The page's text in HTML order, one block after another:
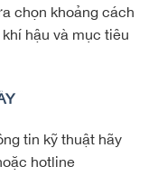
chọn khoảng cách
hậu và mục tiêu
tin kỹ thuật hãy
hotline